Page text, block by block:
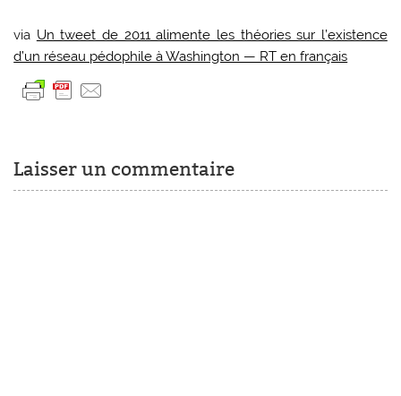
via Un tweet de 2011 alimente les théories sur l’existence
d’un réseau pédophile à Washington — RT en français
Laisser un commentaire